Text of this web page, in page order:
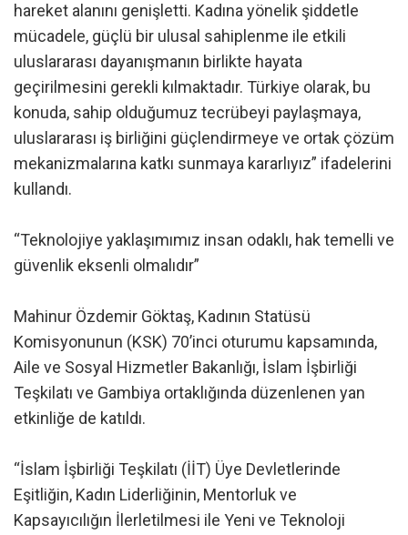
hareket alanını genişletti. Kadına yönelik şiddetle
mücadele, güçlü bir ulusal sahiplenme ile etkili
uluslararası dayanışmanın birlikte hayata
geçirilmesini gerekli kılmaktadır. Türkiye olarak, bu
konuda, sahip olduğumuz tecrübeyi paylaşmaya,
uluslararası iş birliğini güçlendirmeye ve ortak çözüm
mekanizmalarına katkı sunmaya kararlıyız” ifadelerini
kullandı.
“Teknolojiye yaklaşımımız insan odaklı, hak temelli ve
güvenlik eksenli olmalıdır”
Mahinur Özdemir Göktaş, Kadının Statüsü
Komisyonunun (KSK) 70’inci oturumu kapsamında,
Aile ve Sosyal Hizmetler Bakanlığı, İslam İşbirliği
Teşkilatı ve Gambiya ortaklığında düzenlenen yan
etkinliğe de katıldı.
“İslam İşbirliği Teşkilatı (İİT) Üye Devletlerinde
Eşitliğin, Kadın Liderliğinin, Mentorluk ve
Kapsayıcılığın İlerletilmesi ile Yeni ve Teknoloji